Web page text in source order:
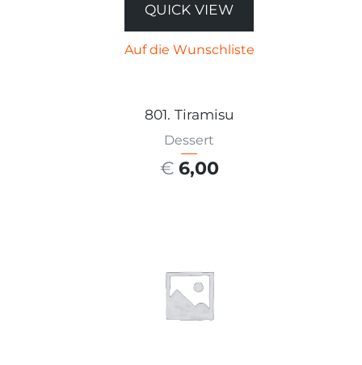
QUICK VIEW
Auf die Wunschliste
801. Tiramisu
Dessert
€ 6,00